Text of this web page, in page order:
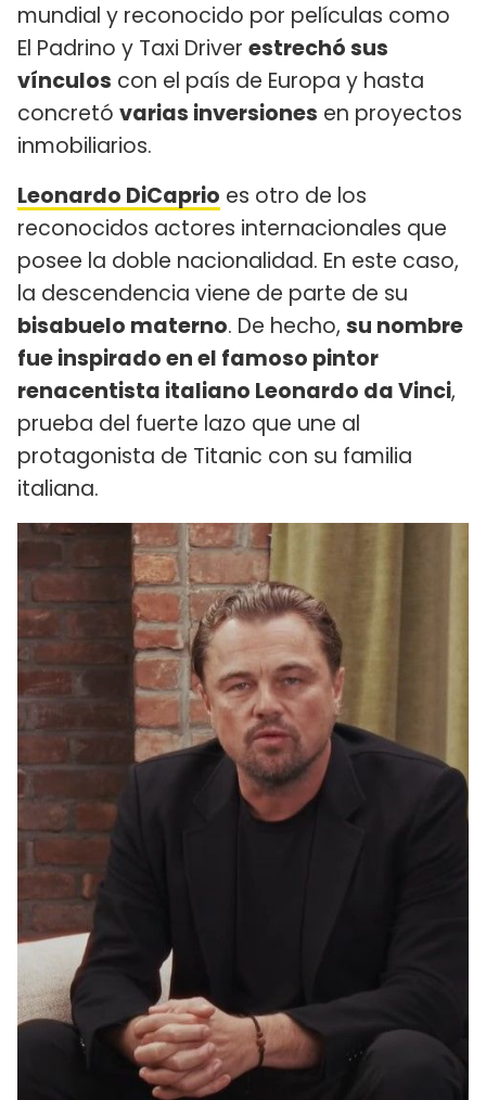
mundial y reconocido por películas como
El Padrino y Taxi Driver estrechó sus
vínculos con el país de Europa y hasta
concretó varias inversiones en proyectos
inmobiliarios.
Leonardo DiCaprio es otro de los
reconocidos actores internacionales que
posee la doble nacionalidad. En este caso,
la descendencia viene de parte de su
bisabuelo materno. De hecho, su nombre
fue inspirado en el famoso pintor
renacentista italiano Leonardo da Vinci,
prueba del fuerte lazo que une al
protagonista de Titanic con su familia
italiana.